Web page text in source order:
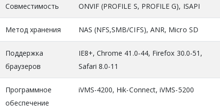
Совместимость ONVIF (PROFILE S, PROFILE G), ISAPI
Метод хранения NAS (NFS,SMB/CIFS), ANR, Micro SD
Поддержка
браузеров
IE8+, Chrome 41.0-44, Firefox 30.0-51,
Safari 8.0-11
Программное
обеспечение
iVMS-4200, Hik-Connect, iVMS-5200